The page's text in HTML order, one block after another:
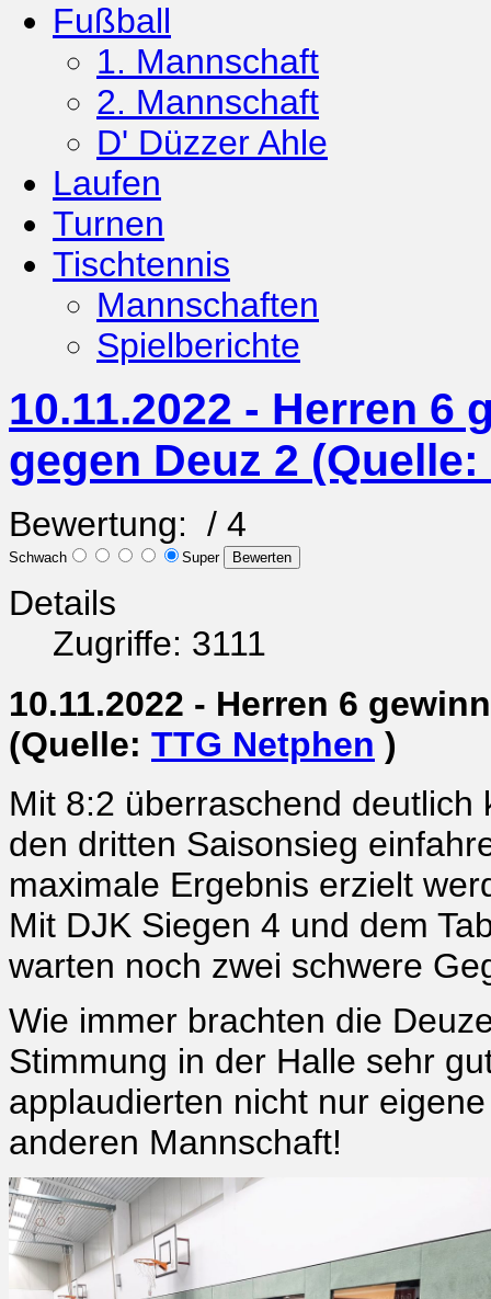
Fußball
1. Mannschaft
2. Mannschaft
D' Düzzer Ahle
Laufen
Turnen
Tischtennis
Mannschaften
Spielberichte
10.11.2022 - Herren 6
gegen Deuz 2
Bewertung: / 4
Schwach Super
Details
Zugriffe: 3111
10.11.2022 - Herren 6
(Quelle: TTG Netphen )
Mit 8:2 überraschend
den dritten Saisonsieg
maximale Ergebnis erzielt
Mit DJK Siegen 4 und dem
warten noch zwei schwere
Wie immer brachten die
Stimmung in der Halle sehr
applaudierten nicht nur
anderen Mannschaft!